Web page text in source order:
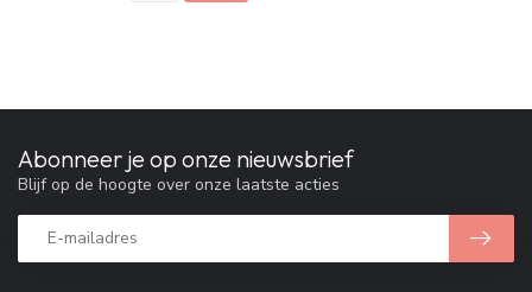
Abonneer je op onze nieuwsbrief
Blijf op de hoogte over onze laatste acties